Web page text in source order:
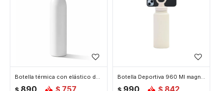
Botella térmica con elástico de agarre 700ml - Beige
$
Botella Deportiva 960 Ml magnética para celular - Beige
$